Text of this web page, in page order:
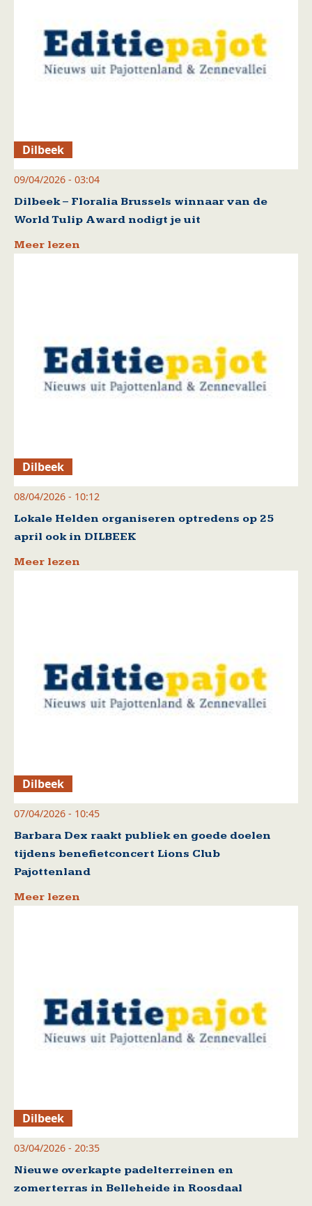
Dilbeek
09/04/2026 - 03:04
Dilbeek – Floralia Brussels winnaar van de
World Tulip Award nodigt je uit
Meer lezen
Dilbeek
08/04/2026 - 10:12
Lokale Helden organiseren optredens op 25
april ook in DILBEEK
Meer lezen
Dilbeek
07/04/2026 - 10:45
Barbara Dex raakt publiek en goede doelen
tijdens benefietconcert Lions Club
Pajottenland
Meer lezen
Dilbeek
03/04/2026 - 20:35
Nieuwe overkapte padelterreinen en
zomerterras in Belleheide in Roosdaal